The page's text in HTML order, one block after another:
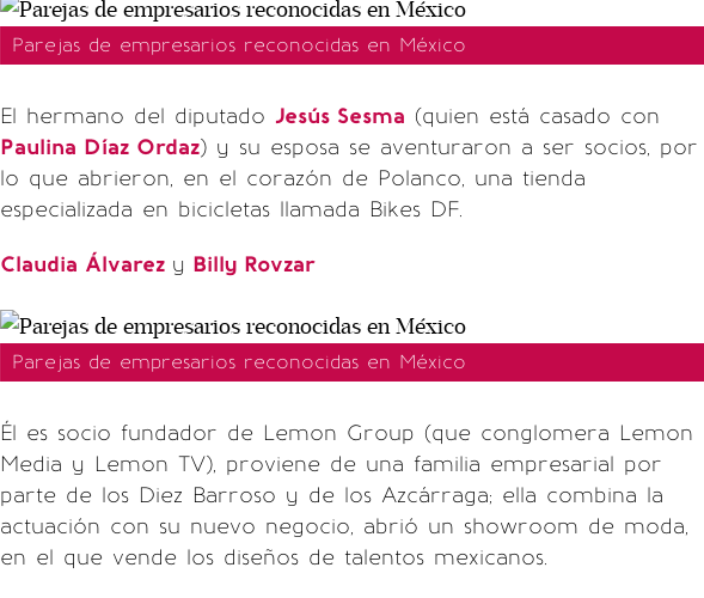
Parejas de empresarios reconocidas en México
El hermano del diputado Jesús Sesma (quien está casado con
Paulina Díaz Ordaz) y su esposa se aventuraron a ser socios, por
lo que abrieron, en el corazón de Polanco, una tienda
especializada en bicicletas llamada Bikes DF.
Claudia Álvarez y Billy Rovzar
Parejas de empresarios reconocidas en México
Él es socio fundador de Lemon Group (que conglomera Lemon
Media y Lemon TV), proviene de una familia empresarial por
parte de los Diez Barroso y de los Azcárraga; ella combina la
actuación con su nuevo negocio, abrió un showroom de moda,
en el que vende los diseños de talentos mexicanos.